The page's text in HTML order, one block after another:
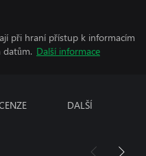
při hraní přístup k informacím
datům. Další informace
DALŠÍ